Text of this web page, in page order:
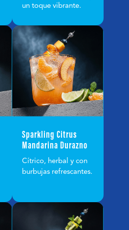
un toque vibrante.
Sparkling Citrus
Mandarina Durazno
Cítrico, herbal y con
burbujas refrescantes.